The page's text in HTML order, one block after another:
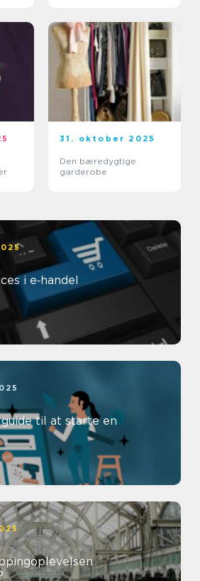
31. oktober 2025
Den bæredygtige
garderobe
i e‑handel
til at starte en